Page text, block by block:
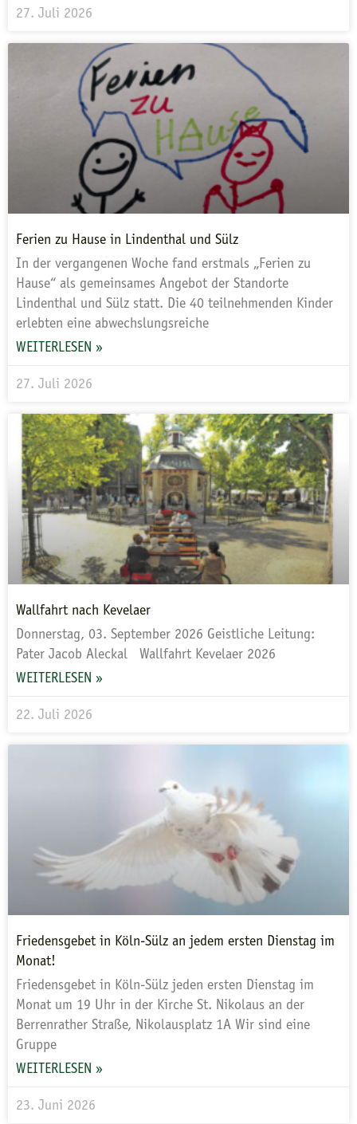
27. Juli 2026
Ferien zu Hause in Lindenthal und Sülz
In der vergangenen Woche fand erstmals „Ferien zu
Hause“ als gemeinsames Angebot der Standorte
Lindenthal und Sülz statt. Die 40 teilnehmenden Kinder
erlebten eine abwechslungsreiche
WEITERLESEN »
27. Juli 2026
Wallfahrt nach Kevelaer
Donnerstag, 03. September 2026 Geistliche Leitung:
Pater Jacob Aleckal Wallfahrt Kevelaer 2026
WEITERLESEN »
22. Juli 2026
Friedensgebet in Köln-Sülz an jedem ersten Dienstag im
Monat!
Friedensgebet in Köln-Sülz jeden ersten Dienstag im
Monat um 19 Uhr in der Kirche St. Nikolaus an der
Berrenrather Straße, Nikolausplatz 1A Wir sind eine
Gruppe
WEITERLESEN »
23. Juni 2026